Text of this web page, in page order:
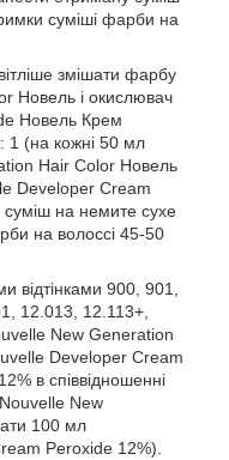
суміші фарби на
змішати фарбу
Новель і окислювач
Новель Крем
1 (на кожні 50 мл
Hair Color Новель
Developer Cream
на немите сухе
на волоссі 45-50
відтінками 900, 901,
12.013, 12.113+,
New Generation
Developer Cream
в співвідношенні
New
100 мл
Peroxide 12%).